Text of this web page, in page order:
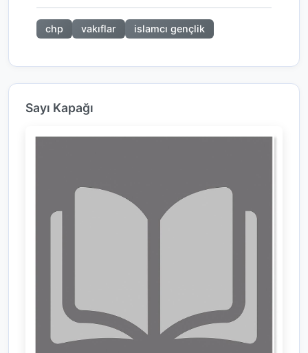
chp vakıflar islamcı gençlik
Sayı Kapağı